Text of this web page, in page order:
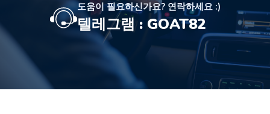
도움이 필요하신가요? 연락하세요 :)
텔레그램 : GOAT82